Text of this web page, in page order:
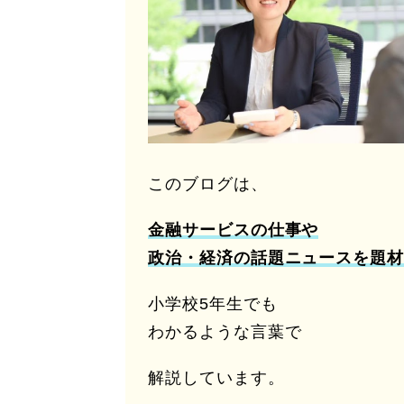
このブログは、
金融サービスの仕事や
政治・経済の話題ニュースを題
小学校5年生でも
わかるような言葉で
解説しています。